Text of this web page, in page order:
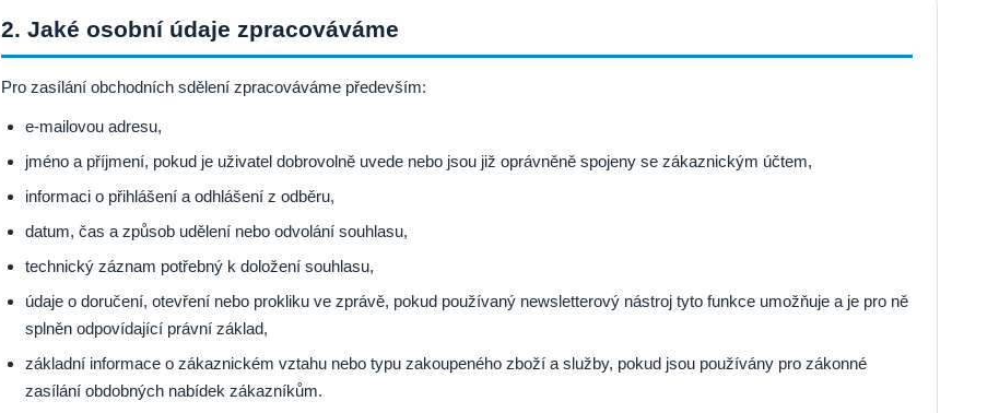
2. Jaké osobní údaje zpracováváme
Pro zasílání obchodních sdělení zpracováváme především:
e-mailovou adresu,
jméno a příjmení, pokud je uživatel dobrovolně uvede nebo jsou již oprávněně spojeny se zákaznickým účtem,
informaci o přihlášení a odhlášení z odběru,
datum, čas a způsob udělení nebo odvolání souhlasu,
technický záznam potřebný k doložení souhlasu,
údaje o doručení, otevření nebo prokliku ve zprávě, pokud používaný newsletterový nástroj tyto funkce umožňuje a je pro ně
splněn odpovídající právní základ,
základní informace o zákaznickém vztahu nebo typu zakoupeného zboží a služby, pokud jsou používány pro zákonné
zasílání obdobných nabídek zákazníkům.